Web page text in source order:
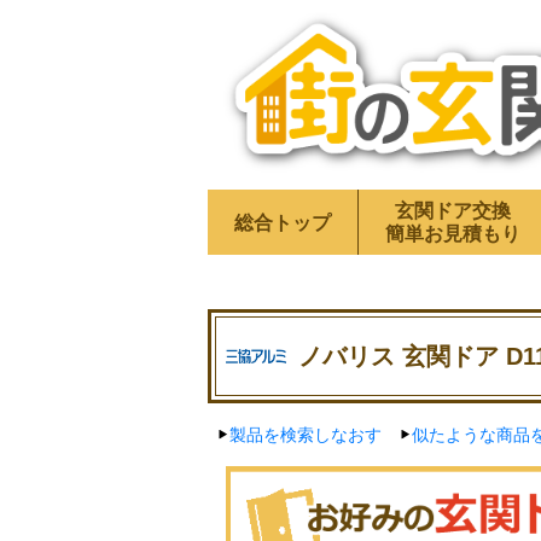
総合トップ
玄関ドア交換
簡単お見積もり
ノバリス 玄関ドア
製品を検索しなおす 似たような商品